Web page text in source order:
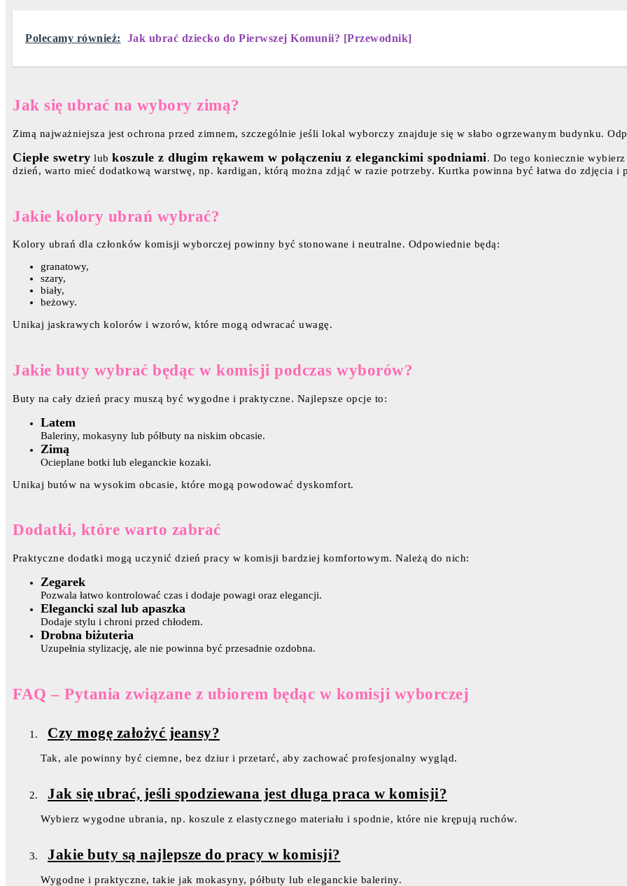
Polecamy również: Jak ubrać dziecko do Pierwszej Komunii? [Przewodnik]
Jak się ubrać na wybory zimą?
Zimą najważniejsza jest ochrona przed zimnem, szczególnie jeśli lokal wyborczy znajduje się w słabo ogrzewanym budynku.
Ciepłe swetry lub koszule z długim rękawem w połączeniu z eleganckimi spodniami. Do tego koniecznie wybierz
dzień, warto mieć dodatkową warstwę, np. kardigan, którą można zdjąć w razie potrzeby. Kurtka powinna być łatwa do zdjęcia i
Jakie kolory ubrań wybrać?
Kolory ubrań dla członków komisji wyborczej powinny być stonowane i neutralne. Odpowiednie będą:
granatowy,
szary,
biały,
beżowy.
Unikaj jaskrawych kolorów i wzorów, które mogą odwracać uwagę.
Jakie buty wybrać będąc w komisji podczas wyborów?
Buty na cały dzień pracy muszą być wygodne i praktyczne. Najlepsze opcje to:
Latem
Baleriny, mokasyny lub półbuty na niskim obcasie.
Zimą
Ocieplane botki lub eleganckie kozaki.
Unikaj butów na wysokim obcasie, które mogą powodować dyskomfort.
Dodatki, które warto zabrać
Praktyczne dodatki mogą uczynić dzień pracy w komisji bardziej komfortowym. Należą do nich:
Zegarek
Pozwala łatwo kontrolować czas i dodaje powagi oraz elegancji.
Elegancki szal lub apaszka
Dodaje stylu i chroni przed chłodem.
Drobna biżuteria
Uzupełnia stylizację, ale nie powinna być przesadnie ozdobna.
FAQ – Pytania związane z ubiorem będąc w komisji wyborczej
Czy mogę założyć jeansy?
Tak, ale powinny być ciemne, bez dziur i przetarć, aby zachować profesjonalny wygląd.
Jak się ubrać, jeśli spodziewana jest długa praca w komisji?
Wybierz wygodne ubrania, np. koszule z elastycznego materiału i spodnie, które nie krępują ruchów.
Jakie buty są najlepsze do pracy w komisji?
Wygodne i praktyczne, takie jak mokasyny, półbuty lub eleganckie baleriny.